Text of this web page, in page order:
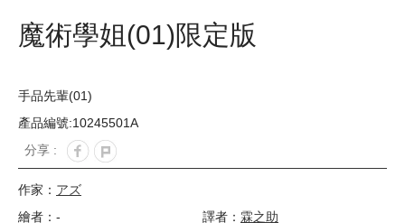
魔術學姐(01)限定版
手品先輩(01)
產品編號:10245501A
分享 :
作家： アズ
繪者：-
譯者： 霖之助